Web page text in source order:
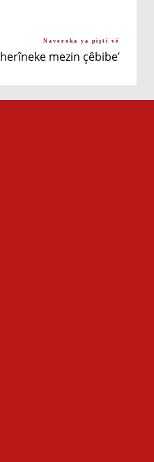
Naveroka ya piştî vê
mezin çêbibe’